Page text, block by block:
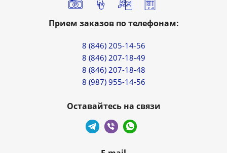
Прием заказов по телефонам:
8 (846) 205-14-56
8 (846) 207-18-49
8 (846) 207-18-48
8 (987) 955-14-56
Оставайтесь на связи